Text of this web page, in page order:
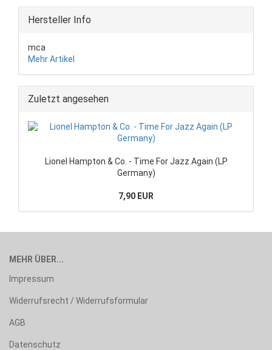
Hersteller Info
mca
Mehr Artikel
Zuletzt angesehen
Lionel Hampton & Co. - Time For Jazz Again (LP
Germany)
7,90 EUR
MEHR ÜBER...
Impressum
Widerrufsrecht / Widerrufsformular
AGB
Datenschutz